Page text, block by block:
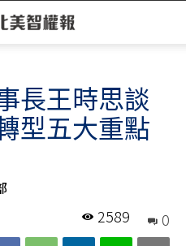
長王時思談
型五大重點
0
2589